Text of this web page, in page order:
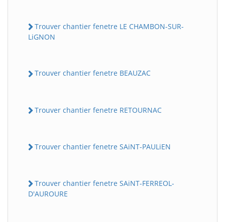
Trouver chantier fenetre LE CHAMBON-SUR-
LiGNON
Trouver chantier fenetre BEAUZAC
Trouver chantier fenetre RETOURNAC
Trouver chantier fenetre SAiNT-PAULiEN
Trouver chantier fenetre SAiNT-FERREOL-
D'AUROURE